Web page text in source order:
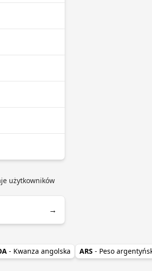
użytkowników
→
- Kwanza angolska ARS - Peso